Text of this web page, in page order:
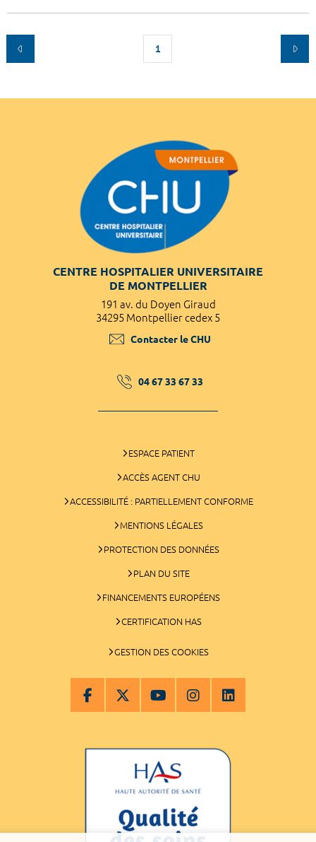
1
CENTRE HOSPITALIER UNIVERSITAIRE
DE MONTPELLIER
191 av. du Doyen Giraud
34295 Montpellier cedex 5
Contacter le CHU
04 67 33 67 33
ESPACE PATIENT
ACCÈS AGENT CHU
ACCESSIBILITÉ : PARTIELLEMENT CONFORME
MENTIONS LÉGALES
PROTECTION DES DONNÉES
PLAN DU SITE
FINANCEMENTS EUROPÉENS
CERTIFICATION HAS
GESTION DES COOKIES